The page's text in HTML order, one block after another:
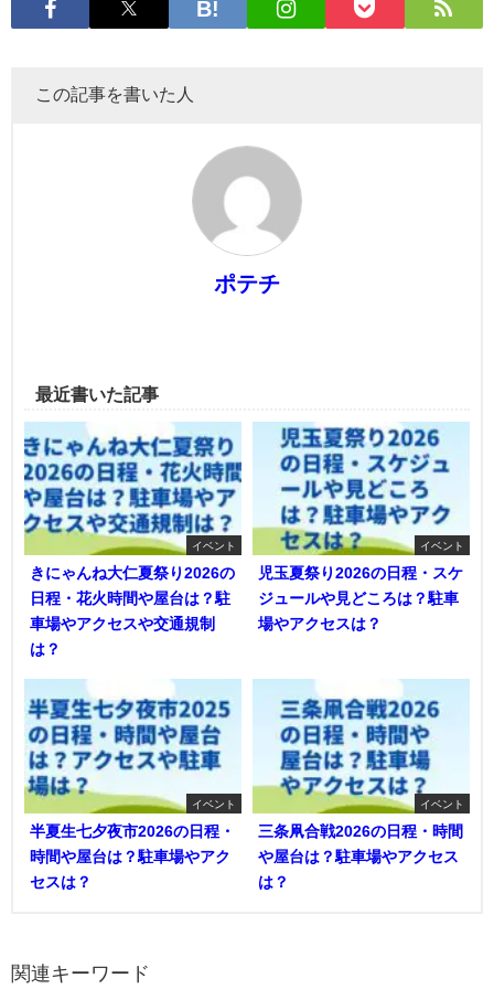
この記事を書いた人
ポテチ
最近書いた記事
イベント
きにゃんね大仁夏祭り2026の
日程・花火時間や屋台は？駐
車場やアクセスや交通規制
は？
イベント
児玉夏祭り2026の日程・スケ
ジュールや見どころは？駐車
場やアクセスは？
イベント
半夏生七夕夜市2026の日程・
時間や屋台は？駐車場やアク
セスは？
イベント
三条凧合戦2026の日程・時間
や屋台は？駐車場やアクセス
は？
関連キーワード